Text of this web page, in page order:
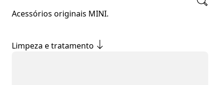
Acessórios originais MINI.
Limpeza e tratamento